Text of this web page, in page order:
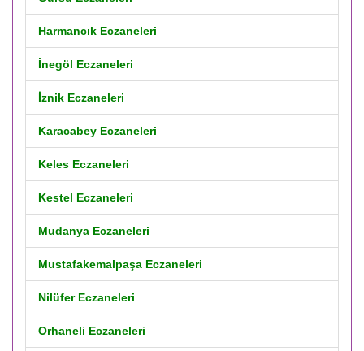
Harmancık Eczaneleri
İnegöl Eczaneleri
İznik Eczaneleri
Karacabey Eczaneleri
Keles Eczaneleri
Kestel Eczaneleri
Mudanya Eczaneleri
Mustafakemalpaşa Eczaneleri
Nilüfer Eczaneleri
Orhaneli Eczaneleri